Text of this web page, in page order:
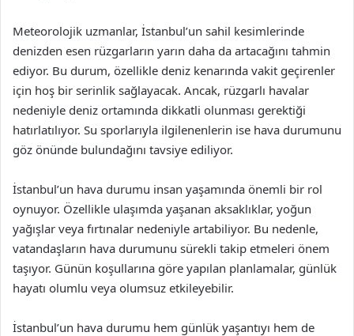
Meteorolojik uzmanlar, İstanbul’un sahil kesimlerinde
denizden esen rüzgarların yarın daha da artacağını tahmin
ediyor. Bu durum, özellikle deniz kenarında vakit geçirenler
için hoş bir serinlik sağlayacak. Ancak, rüzgarlı havalar
nedeniyle deniz ortamında dikkatli olunması gerektiği
hatırlatılıyor. Su sporlarıyla ilgilenenlerin ise hava durumunu
göz önünde bulundağını tavsiye ediliyor.
İstanbul’un hava durumu insan yaşamında önemli bir rol
oynuyor. Özellikle ulaşımda yaşanan aksaklıklar, yoğun
yağışlar veya fırtınalar nedeniyle artabiliyor. Bu nedenle,
vatandaşların hava durumunu sürekli takip etmeleri önem
taşıyor. Günün koşullarına göre yapılan planlamalar, günlük
hayatı olumlu veya olumsuz etkileyebilir.
İstanbul’un hava durumu hem günlük yaşantıyı hem de